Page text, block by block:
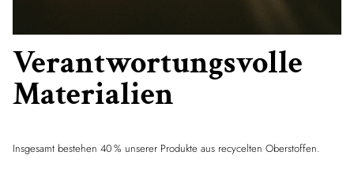
Verantwortungsvolle
Materialien
Insgesamt bestehen 40 % unserer Produkte aus recycelten Oberstoffen.